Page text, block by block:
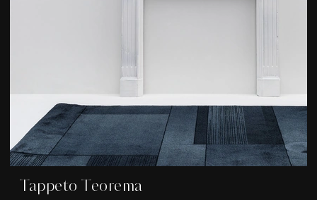
Tappeto Teorema